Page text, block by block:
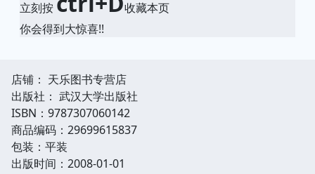
立刻按
收藏本页
你会得到大惊喜!!
店铺： 天乐图书专营店
出版社： 武汉大学出版社
ISBN：9787307060142
商品编码：29699615837
包装：平装
出版时间：2008-01-01